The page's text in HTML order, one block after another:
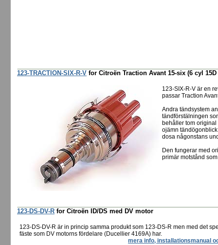
123-TRACTION-SIX-R-V for Citroën Traction Avant 15-six (6 cyl
123-SIX-R-V är en
passar Traction
Andra tändsystem
tändförstälningen
behåller tom original
ojämn
dosa någonstans
Den fungerar med
primär motstånd
123-DS-DV-R for Citroën ID/DS med DV motor
123-DS-DV-R är in princip samma produkt som 123-DS-R men med det
fäste som DV motorns fördelare (Ducellier 4169A) har.
mera info, installationsmanual